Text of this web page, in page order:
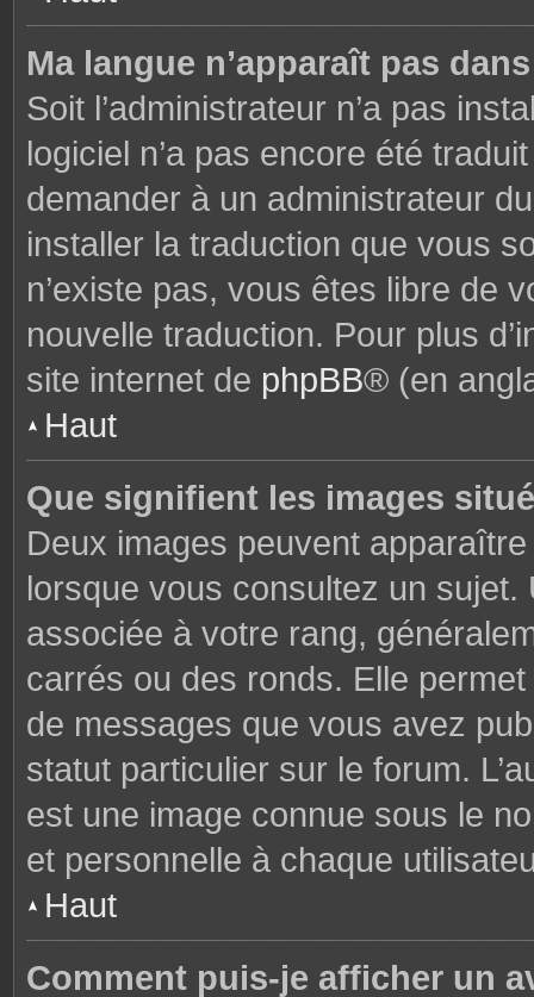
Ma langue n’apparaît pas
Soit l’administrateur n’a pas
logiciel n’a pas encore été
demander à un administrateur
installer la traduction que vous
n’existe pas, vous êtes libre de
nouvelle traduction. Pour plus
site internet de phpBB® (en
Haut
Que signifient les images
Deux images peuvent
lorsque vous consultez un sujet.
associée à votre rang,
carrés ou des ronds. Elle
de messages que vous avez
statut particulier sur le forum.
est une image connue sous le
et personnelle à chaque
Haut
Comment puis-je afficher un